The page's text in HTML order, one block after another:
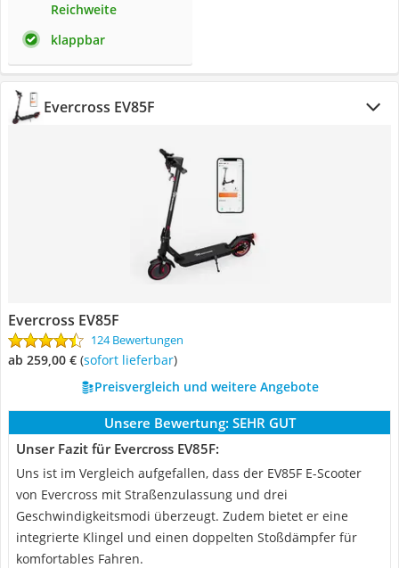
Reichweite
klappbar
Evercross EV85F
Evercross EV85F
124 Bewertungen
ab 259,00 € ( Sofort lieferbar)
Preisvergleich und weitere Angebote
Unsere Bewertung: SEHR GUT
Unser Fazit für Evercross EV85F:
Uns ist im Vergleich aufgefallen, dass der EV85F E-Scooter
von Evercross mit Straßenzulassung und drei
Geschwindigkeitsmodi überzeugt. Zudem bietet er eine
integrierte Klingel und einen doppelten Stoßdämpfer für
komfortables Fahren.